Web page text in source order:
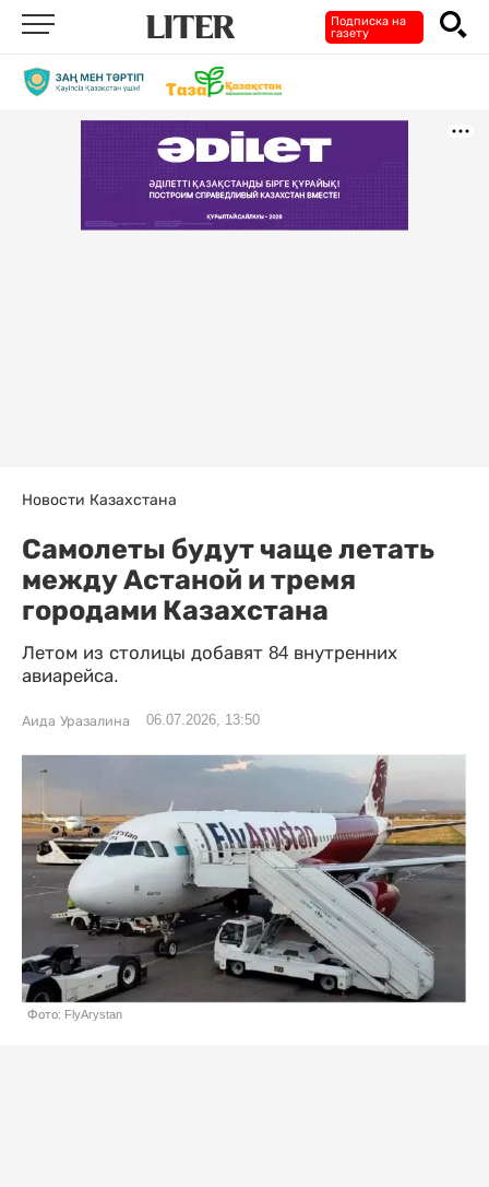
Подписка на
газету
Новости Казахстана
Самолеты будут чаще летать
между Астаной и тремя
городами Казахстана
Летом из столицы добавят 84 внутренних
авиарейса.
Аида Уразалина 06.07.2026, 13:50
Фото: FlyArystan